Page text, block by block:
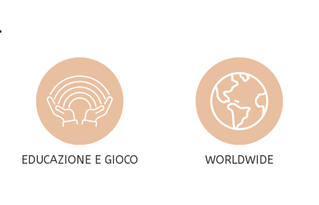
EDUCAZIONE E GIOCO WORLDWIDE